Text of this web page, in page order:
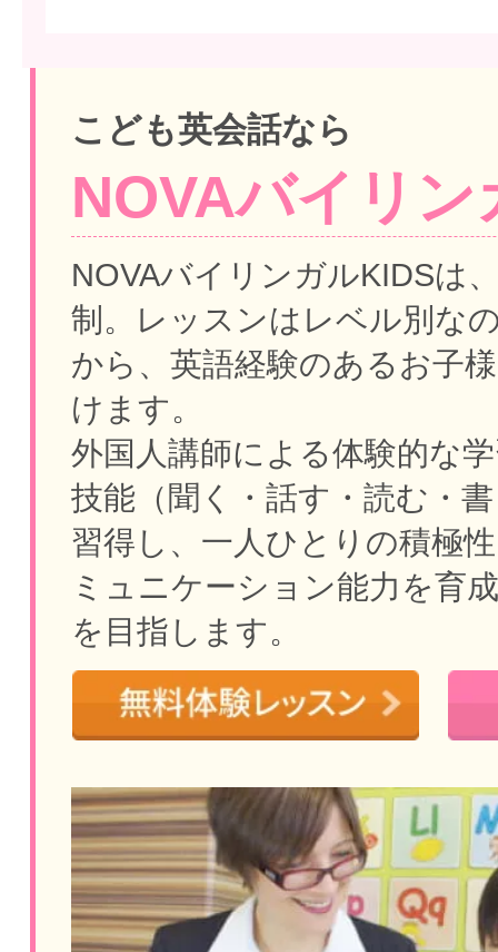
こども英会話なら
NOVAバイリン
NOVAバイリンガルKIDSは
制。
レッスンはレベル別な
から、英語経験のあるお子
けます。
外国人講師による体験的な
技能（聞く・話す・読む・
習得し、一人ひとりの積極
ミュニケーション能力を育
を目指します。